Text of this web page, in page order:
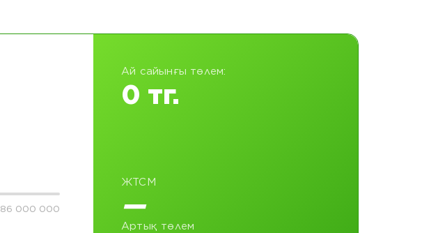
86 000 000
Ай сайынғы төлем:
0 тг.
ЖТСМ
—
Артық төлем